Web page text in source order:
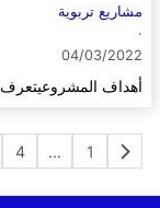
مشاريع تربوية
·
04/03/2022
أهداف المشروعيتعرف
1
…
4